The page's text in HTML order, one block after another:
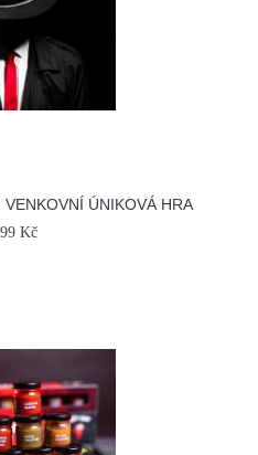
ÚNIKOVÁ HRA
Kč